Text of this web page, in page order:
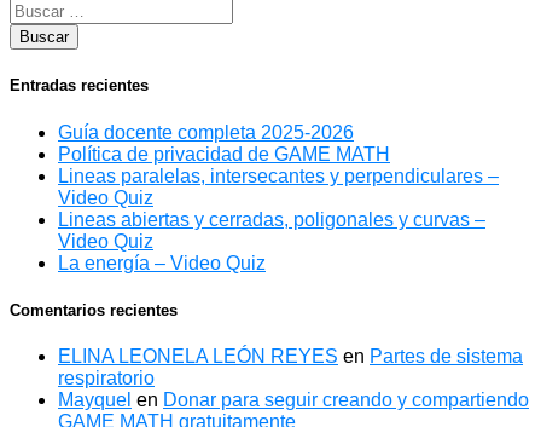
Entradas recientes
Guía docente completa 2025-2026
Política de privacidad de GAME MATH
Lineas paralelas, intersecantes y perpendiculares –
Video Quiz
Lineas abiertas y cerradas, poligonales y curvas –
Video Quiz
La energía – Video Quiz
Comentarios recientes
ELINA LEONELA LEÓN REYES en Partes de sistema
respiratorio
Mayquel en Donar para seguir creando y compartiendo
GAME MATH gratuitamente